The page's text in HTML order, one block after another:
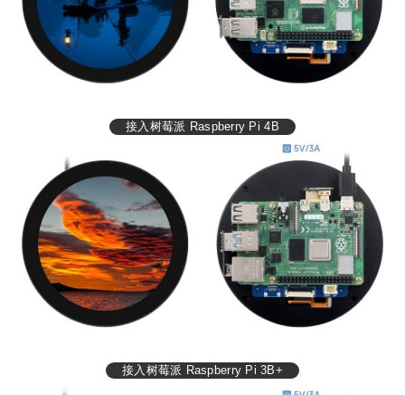
接入树莓派 Raspberry Pi 4B
接入树莓派 Raspberry Pi 3B+